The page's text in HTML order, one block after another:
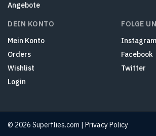
Angebote
DEIN KONTO
Mein Konto
Orders
Wishlist
Login
FOLGE
Instagram
Facebook
Twitter
© 2026 Superflies.com | Privacy Policy